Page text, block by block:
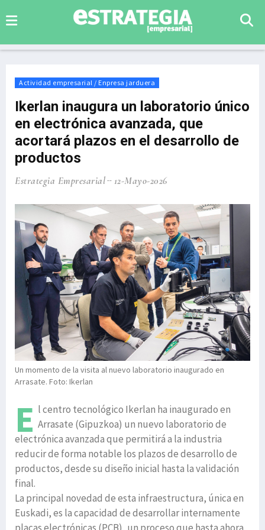
Actividad empresarial / Enpresa jarduera
Ikerlan inaugura un laboratorio único
en electrónica avanzada, que
acortará plazos en el desarrollo de
productos
Estrategia Empresarial 12-Mayo-2026
Un momento de la visita al nuevo laboratorio inaugurado en
Arrasate. Foto: Ikerlan
E l centro tecnológico Ikerlan ha inaugurado en
Arrasate (Gipuzkoa) un nuevo laboratorio de
electrónica avanzada que permitirá a la industria
reducir de forma notable los plazos de desarrollo de
productos, desde su diseño inicial hasta la validación
final.
La principal novedad de esta infraestructura, única en
Euskadi, es la capacidad de desarrollar internamente